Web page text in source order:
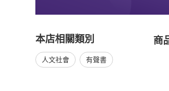
本店相關類別
人文社會 有聲書
商